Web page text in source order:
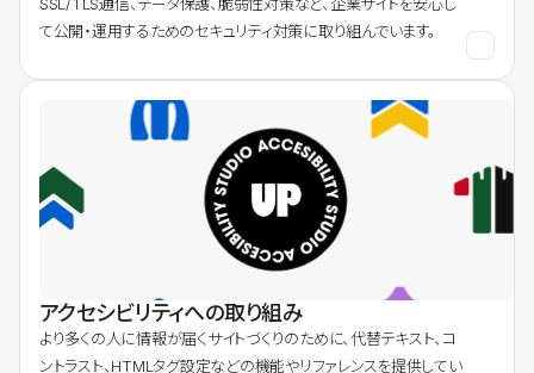
て公開・運用するためのセキュリティ対策に取り組んでいます。
アクセシビリティへの取り組み
より多くの人に情報が届くサイトづくりのために、代替テキスト、コ
ントラスト、HTMLタグ設定などの機能やリファレンスを提供してい